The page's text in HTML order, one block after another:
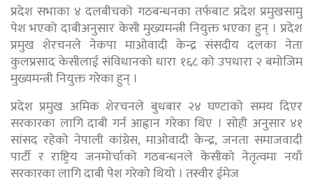
प्रदेश सभाका ४ दलबीचको गठबन्धनका तर्फबाट प्रदेश प्रमुखसामु
पेश भएको दाबीअनुसार केसी मुख्यमन्त्री नियुक्त भएका हुन् । प्रदेश
प्रमुख शेरचनले नेकपा माओवादी केन्द्र संसदीय दलका नेता
कुलप्रसाद केसीलाई संविधानको धारा १६८ को उपधारा २ बमोजिम
मुख्यमन्त्री नियुक्त गरेका हुन् ।
प्रदेश प्रमुख अमिक शेरचनले बुधबार २४ घण्टाको समय दिएर
सरकारका लागि दाबी गर्न आह्वान गरेका थिए । सोही अनुसार ४१
सांसद रहेको नेपाली कांग्रेस, माओवादी केन्द्र, जनता समाजवादी
पार्टी र राष्ट्रिय जनमोर्चाको गठबन्धनले केसीको नेतृत्वमा नयाँ
सरकारका लागि दाबी पेश गरेको थियो । तस्वीर ईमेज